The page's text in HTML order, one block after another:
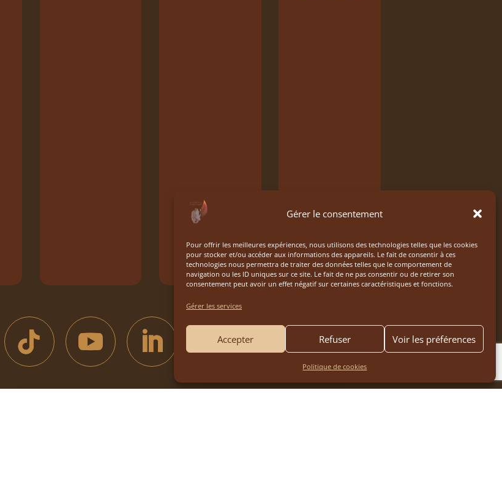
Gérer le consentement
Pour offrir les meilleures expériences, nous utilisons des technologies telles que les cookies
pour stocker et/ou accéder aux informations des appareils. Le fait de consentir à ces
technologies nous permettra de traiter des données telles que le comportement de
navigation ou les ID uniques sur ce site. Le fait de ne pas consentir ou de retirer son
consentement peut avoir un effet négatif sur certaines caractéristiques et fonctions.
Gérer les services
Accepter Refuser Voir les préférences
Politique de cookies